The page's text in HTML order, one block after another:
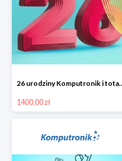
26 urodziny
1400.00 zł